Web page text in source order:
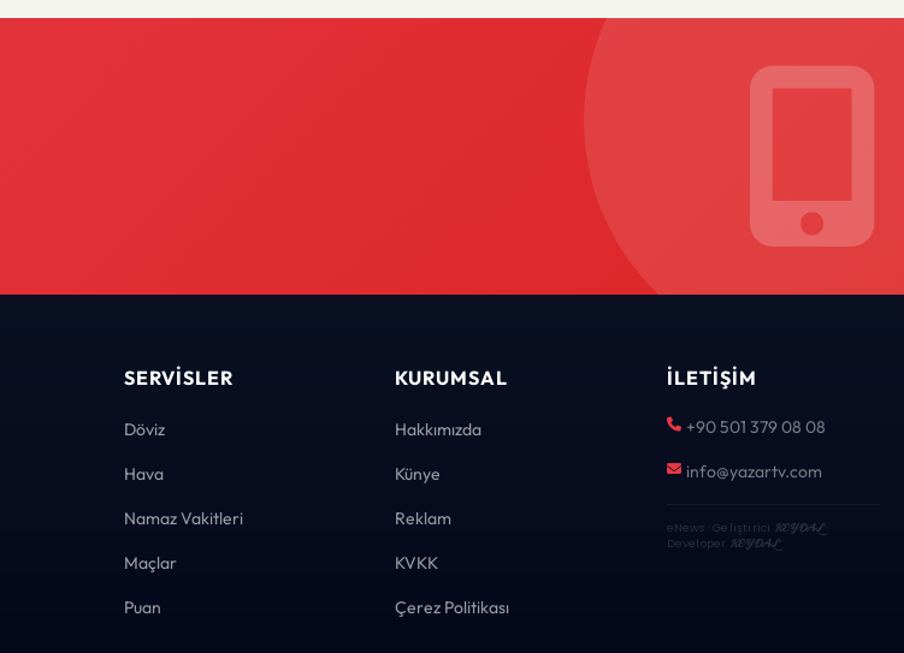
SERVISLER
Döviz
Hava
Namaz Vakitleri
Maçlar
Puan
KURUMSAL
Hakkımızda
Künye
Reklam
KVKK
Çerez Politikası
İLETIŞIM
+90 501 379 08 08
info@yazartv.com
eNews · Geliştirici KEYDAL·
Developer KEYDAL